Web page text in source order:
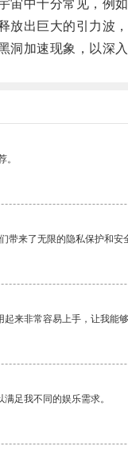
中十分常见，例如
出巨大的引力波，
加速现象，以深入
。
带来了无限的隐私保护和安
来非常容易上手，让我能
足我不同的娱乐需求。